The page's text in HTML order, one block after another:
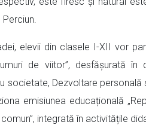
elevii din clasele I-XII vor
de viitor”, desfășurată în
societate, Dezvoltare
emisiunea educațională
integrată în activitățile